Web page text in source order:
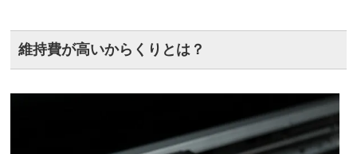
維持費が高いからくりとは？